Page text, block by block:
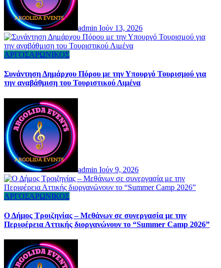
admin Ιούν 13, 2026
ΑΡΓΟΣΑΡΩΝΙΚΟΣ
Συνάντηση Δημάρχου Πόρου με την Υπουργό Τουρισμού για
την αναβάθμιση του Τουριστικού Λιμένα
admin Ιούν 9, 2026
ΑΡΓΟΣΑΡΩΝΙΚΟΣ
Ο Δήμος Τροιζηνίας – Μεθάνων σε συνεργασία με την
Περιφέρεια Αττικής διοργανώνουν το “Summer Camp 2026”